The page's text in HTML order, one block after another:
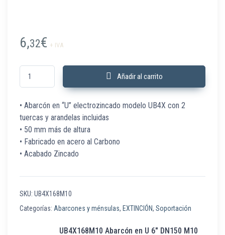
6,32€ + IVA
UB4X168M10 Abarcón en U 6" DN150 M10 H=263 mm C/100 Ud cantidad
Añadir al carrito
• Abarcón en “U” electrozincado modelo UB4X con 2
tuercas y arandelas incluidas
• 50 mm más de altura
• Fabricado en acero al Carbono
• Acabado Zincado
SKU: UB4X168M10
Categorías: Abarcones y ménsulas, EXTINCIÓN, Soportación
UB4X168M10 Abarcón en U 6″ DN150 M10